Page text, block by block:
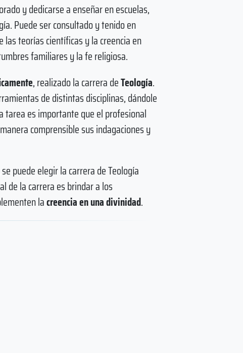
y dedicarse a enseñar en escuelas,
Puede ser consultado y tenido en
teorías científicas y la creencia en
familiares y la fe religiosa.
, realizado la carrera deTeología.
de distintas disciplinas, dándole
tarea es importante que el profesional
comprensible sus indagaciones y
puede elegir la carrera de Teología
de la carrera es brindar a los
lacreencia en una divinidad.